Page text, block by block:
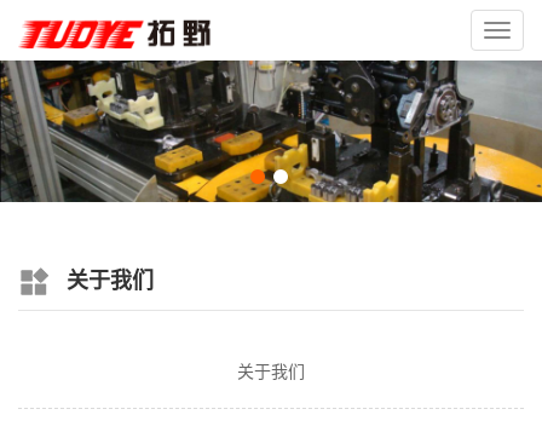
关于我们
关于我们